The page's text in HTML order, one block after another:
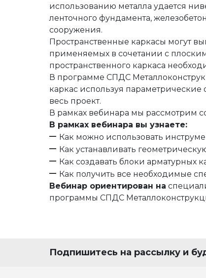
использованию металла удается
ленточного фундамента,
сооружения.
Пространственные каркасы могут
применяемых в сочетании с
пространственного каркаса
В программе СПДС
каркас используя
весь проект.
В рамках вебинара мы рассмотрим
В рамках вебинара вы узнаете:
Как можно использовать
Как устанавливать
Как создавать блоки арматурных
Как получить все необходимые
Вебинар ориентирован на
программы СПДС
Подпишитесь на рассылку и